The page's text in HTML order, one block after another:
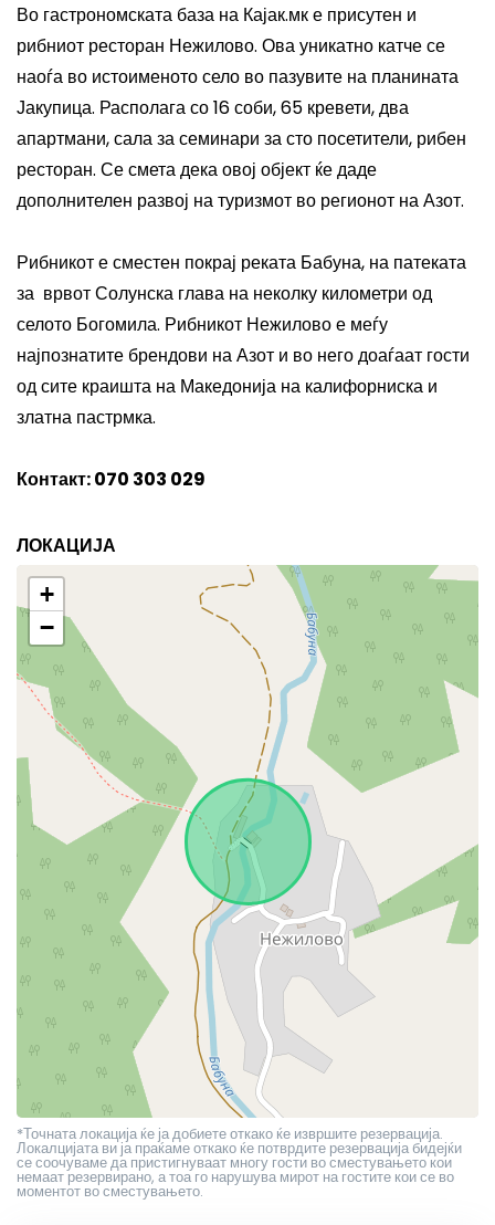
Во гастрономската база на Кајак.мк е присутен и
рибниот ресторан Нежилово. Ова уникатно катче се
наоѓа во истоименото село во пазувите на планината
Јакупица. Располага со 16 соби, 65 кревети, два
апартмани, сала за семинари за сто посетители, рибен
ресторан. Се смета дека овој објект ќе даде
дополнителен развој на туризмот во регионот на Азот.
Рибникот е сместен покрај реката Бабуна, на патеката
за врвот Солунска глава на неколку километри од
селото Богомила. Рибникот Нежилово е меѓу
најпознатите брендови на Азот и во него доаѓаат гости
од сите краишта на Македонија на калифорниска и
златна пастрмка.
Контакт:070 303 029
ЛОКАЦИЈА
+
−
*Точната локација ќе ја добиете откако ќе извршите резервација.
Локалцијата ви ја праќаме откако ќе потврдите резервација бидејќи
се соочуваме да пристигнуваат многу гости во сместувањето кои
немаат резервирано, а тоа го нарушува мирот на гостите кои се во
моментот во сместувањето.